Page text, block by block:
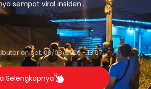
sempat viral insiden
Galiran, peristiwa serupa
pemuda asal Kabupaten
(SBD), Nusa Tenggara Timur
onSat, 08/08/2026 - 13:07
Selengkapnya